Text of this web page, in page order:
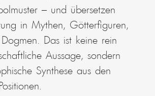
– und übersetzen
in Mythen, Götterfiguren,
Das ist keine rein
Aussage, sondern
Synthese aus den